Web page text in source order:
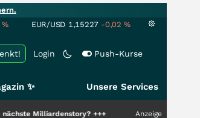
% EUR/USD 1,15227 -0,02 %
Login Push-Kurse
✨ Unsere Services
+++ Anzeige